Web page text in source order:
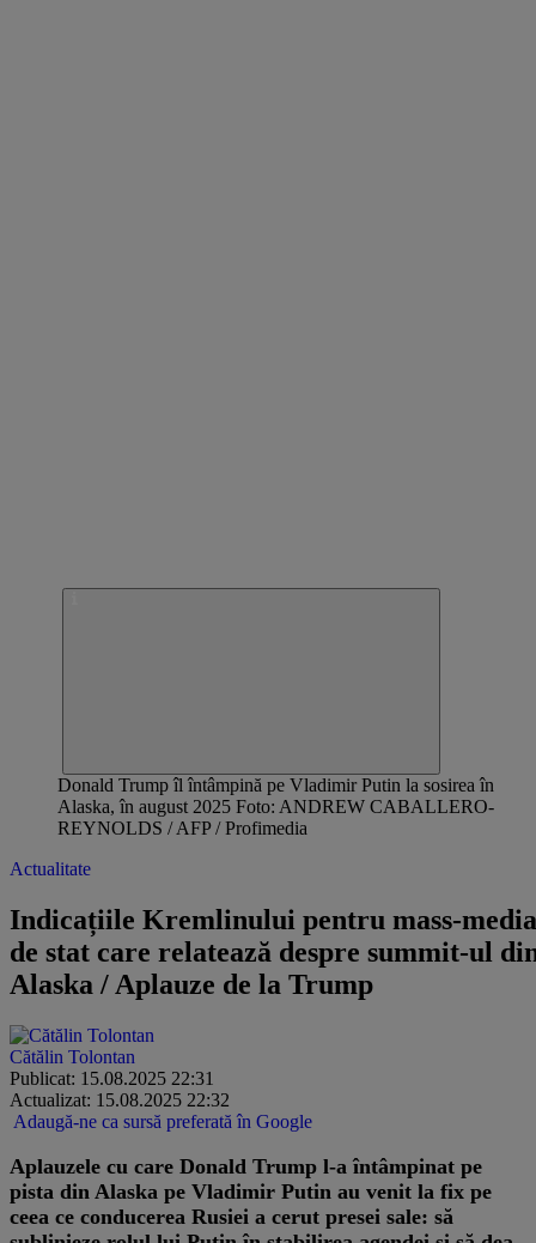
Donald Trump îl întâmpină pe Vladimir Putin la sosirea în
Alaska, în august 2025 Foto: ANDREW CABALLERO-
REYNOLDS / AFP / Profimedia
Actualitate
Indicațiile Kremlinului pentru mass-media
de stat care relatează despre summit-ul
Alaska / Aplauze de la Trump
Cătălin Tolontan
Publicat: 15.08.2025 22:31
Actualizat: 15.08.2025 22:32
Adaugă-ne ca sursă preferată în Google
Aplauzele cu care Donald Trump l-a întâmpinat pe
pista din Alaska pe Vladimir Putin au venit la fix pe
ceea ce conducerea Rusiei a cerut presei sale: să